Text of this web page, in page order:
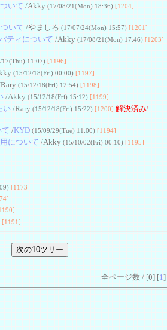
いて /Akky (17/08/21(Mon) 18:36) [1204]
いて /やましろ (17/07/24(Mon) 15:57) [1201]
ティについて /Akky (17/08/21(Mon) 17:46) [1203]
17(Thu) 11:07) [1196]
(15/12/18(Fri) 00:00) [1197]
(15/12/18(Fri) 12:54) [1198]
/Akky (15/12/18(Fri) 15:12) [1199]
い/Rary (15/12/18(Fri) 15:22) [1200] 解決済み!
/KYD (15/09/29(Tue) 11:00) [1194]
について /Akky (15/10/02(Fri) 00:10) [1195]
[1173]
[1191]
全ページ数 / [0] [1]